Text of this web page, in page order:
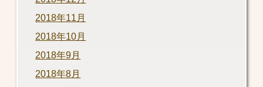
2018年11月
2018年10月
2018年9月
2018年8月